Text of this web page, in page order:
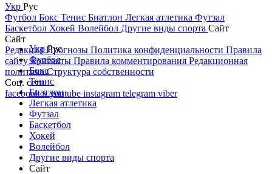
Укр Рус
Футбол Бокс Тенис Биатлон Легкая атлетика Футзал
Баскетбол Хокей Волейбол Другие виды спорта Сайт
Сайт
РедакцияПрогнозы Политика конфиденциальности Правила
сайтуКонтакты Правила комментирования Редакционная
политикаСтруктура собственности
Соц. сети
facebookxyoutube instagram telegram viber
УкрРус
Футбол
Бокс
Тенис
Биатлон
Легкая атлетика
Футзал
Баскетбол
Хокей
Волейбол
Другие виды спорта
Сайт